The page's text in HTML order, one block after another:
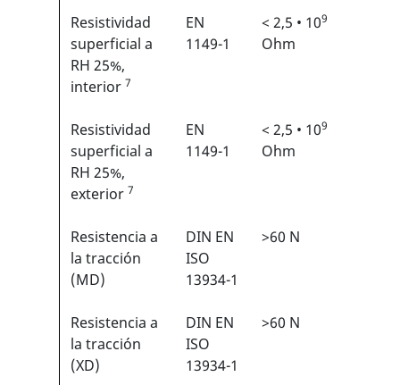
Resistividad
superficial a
RH 25%,
interior 7
EN
1149-1
< 2,5 • 109
Ohm
Resistividad
superficial a
RH 25%,
exterior 7
EN
1149-1
< 2,5 • 109
Ohm
Resistencia a
la tracción
(MD)
DIN EN
ISO
13934-1
>60 N
Resistencia a
la tracción
(XD)
DIN EN
ISO
13934-1
>60 N